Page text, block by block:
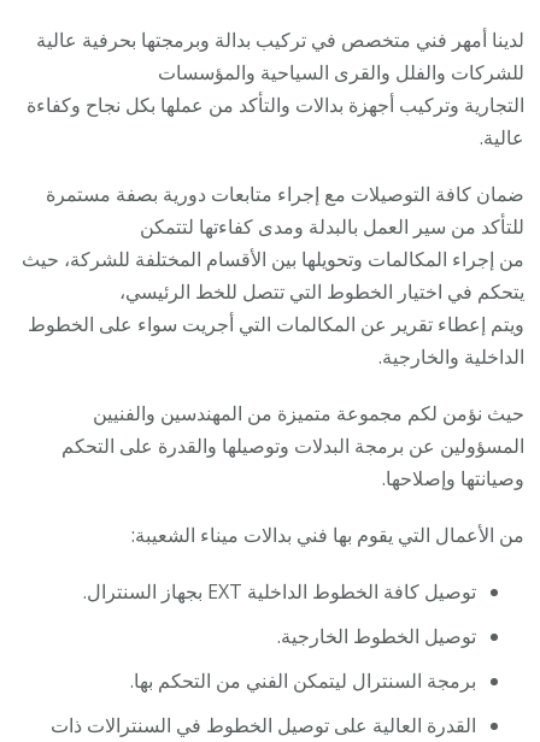
لدينا أمهر فني متخصص في تركيب بدالة وبرمجتها بحرفية عالية
للشركات والفلل والقرى السياحية والمؤسسات
التجارية وتركيب أجهزة بدالات والتأكد من عملها بكل نجاح وكفاءة
عالية.
ضمان كافة التوصيلات مع إجراء متابعات دورية بصفة مستمرة
للتأكد من سير العمل بالبدلة ومدى كفاءتها لتتمكن
من إجراء المكالمات وتحويلها بين الأقسام المختلفة للشركة، حيث
يتحكم في اختيار الخطوط التي تتصل للخط الرئيسي،
ويتم إعطاء تقرير عن المكالمات التي أجريت سواء على الخطوط
الداخلية والخارجية.
حيث نؤمن لكم مجموعة متميزة من المهندسين والفنيين
المسؤولين عن برمجة البدلات وتوصيلها والقدرة على التحكم
وصيانتها وإصلاحها.
من الأعمال التي يقوم بها فني بدالات ميناء الشعيبة:
توصيل كافة الخطوط الداخلية EXT بجهاز السنترال.
توصيل الخطوط الخارجية.
برمجة السنترال ليتمكن الفني من التحكم بها.
القدرة العالية على توصيل الخطوط في السنترالات ذات